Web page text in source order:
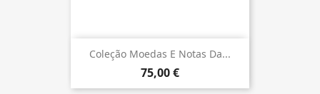
Coleção Moedas E Notas Da...
75,00 €